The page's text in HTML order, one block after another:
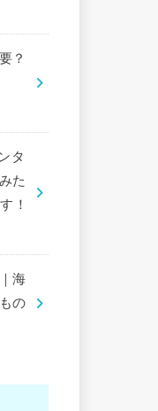
？
タ
た
！
海
の